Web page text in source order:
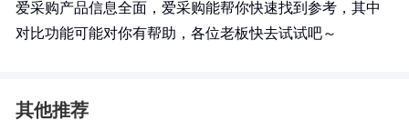
爱采购产品信息全面，爱采购能帮你快速找到参考，其中
对比功能可能对你有帮助，各位老板快去试试吧～
其他推荐